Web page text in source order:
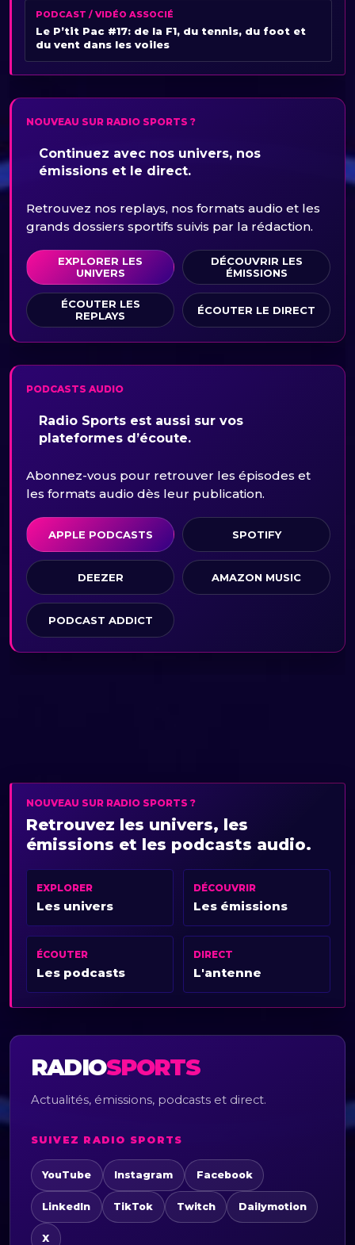
PODCAST / VIDÉO ASSOCIÉ
Le P’tit Pac #17: de la F1, du tennis, du foot et
du vent dans les voiles
NOUVEAU SUR RADIO SPORTS ?
Continuez avec nos univers, nos
émissions et le direct.
Retrouvez nos replays, nos formats audio et les
grands dossiers sportifs suivis par la rédaction.
EXPLORER LES
UNIVERS
DÉCOUVRIR LES
ÉMISSIONS
ÉCOUTER LES
REPLAYS
ÉCOUTER LE DIRECT
PODCASTS AUDIO
Radio Sports est aussi sur vos
plateformes d’écoute.
Abonnez-vous pour retrouver les épisodes et
les formats audio dès leur publication.
APPLE PODCASTS SPOTIFY
DEEZER AMAZON MUSIC
PODCAST ADDICT
NOUVEAU SUR RADIO SPORTS ?
Retrouvez les univers, les
émissions et les podcasts audio.
EXPLORER
Les univers
DÉCOUVRIR
Les émissions
ÉCOUTER
Les podcasts
DIRECT
L'antenne
RADIOSPORTS
Actualités, émissions, podcasts et direct.
SUIVEZ RADIO SPORTS
YouTube Instagram Facebook
LinkedIn TikTok Twitch Dailymotion
X